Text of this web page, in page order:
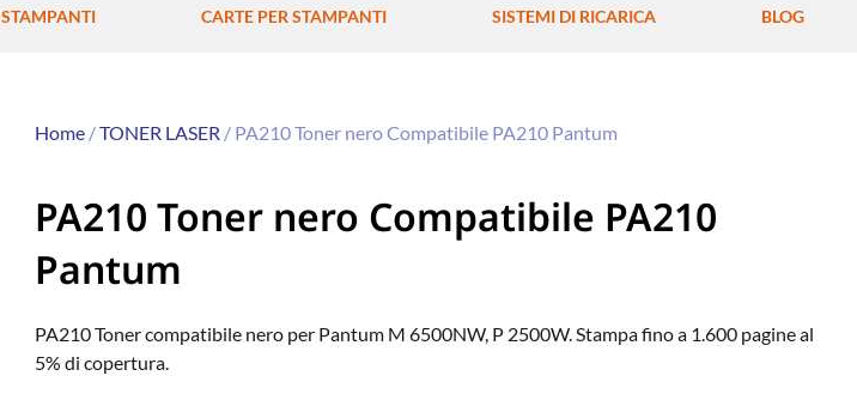
STAMPANTI CARTE PER STAMPANTI SISTEMI DI RICARICA BLOG
Home/TONER LASER / PA210 Toner nero Compatibile PA210 Pantum
PA210 Toner nero Compatibile PA210
Pantum
PA210 Toner compatibile nero per Pantum M 6500NW, P 2500W. Stampa fino a 1.600 pagine al
5% di copertura.